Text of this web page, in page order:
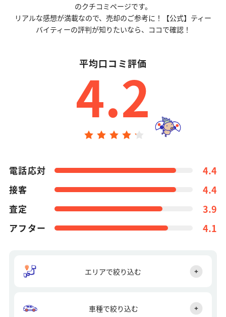
のクチコミページです。
リアルな感想が満載なので、売却のご参考に！【公式】ティー
バイティーの評判が知りたいなら、ココで確認！
平均口コミ評価
4.2
電話応対 4.4
接客 4.4
査定 3.9
アフター 4.1
エリアで絞り込む
車種で絞り込む